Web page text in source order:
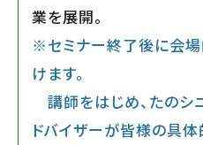
業を展開。
※セミナー終了後に会
けます。
講師をはじめ、たのシ
ドバイザーが皆様の具体